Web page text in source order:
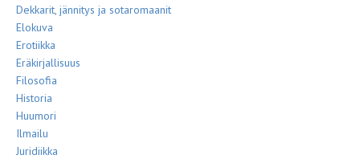
Dekkarit, jännitys ja sotaromaanit
Elokuva
Erotiikka
Eräkirjallisuus
Filosofia
Historia
Huumori
Ilmailu
Juridiikka